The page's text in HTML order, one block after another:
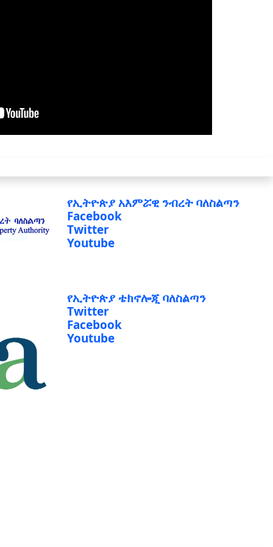
የኢትዮጵያ አእምሯዊ ንብረት ባለስልጣን
Facebook
Twitter
Youtube
የኢትዮጵያ ቴክኖሎጂ ባለስልጣን
Twitter
Facebook
Youtube